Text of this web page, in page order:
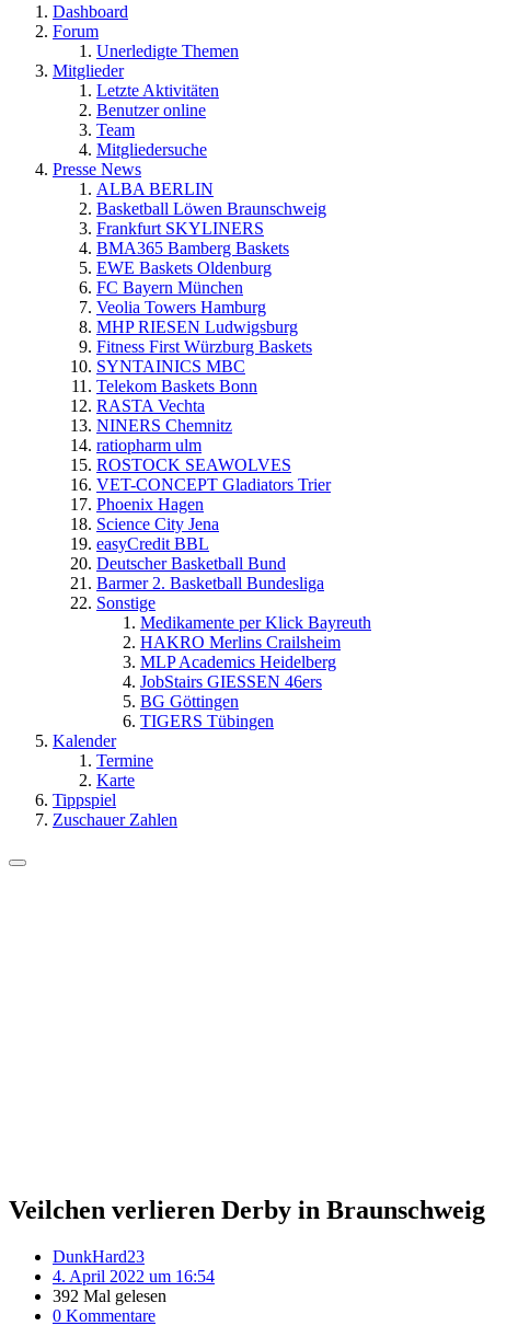
Dashboard
Forum
Unerledigte Themen
Mitglieder
Letzte Aktivitäten
Benutzer online
Team
Mitgliedersuche
Presse News
ALBA BERLIN
Basketball Löwen Braunschweig
Frankfurt SKYLINERS
BMA365 Bamberg Baskets
EWE Baskets Oldenburg
FC Bayern München
Veolia Towers Hamburg
MHP RIESEN Ludwigsburg
Fitness First Würzburg Baskets
SYNTAINICS MBC
Telekom Baskets Bonn
RASTA Vechta
NINERS Chemnitz
ratiopharm ulm
ROSTOCK SEAWOLVES
VET-CONCEPT Gladiators Trier
Phoenix Hagen
Science City Jena
easyCredit BBL
Deutscher Basketball Bund
Barmer 2. Basketball Bundesliga
Sonstige
Medikamente per Klick Bayreuth
HAKRO Merlins Crailsheim
MLP Academics Heidelberg
JobStairs GIESSEN 46ers
BG Göttingen
TIGERS Tübingen
Kalender
Termine
Karte
Tippspiel
Zuschauer Zahlen
Veilchen verlieren Derby in Braunschweig
DunkHard23
4. April 2022 um 16:54
392 Mal gelesen
0 Kommentare